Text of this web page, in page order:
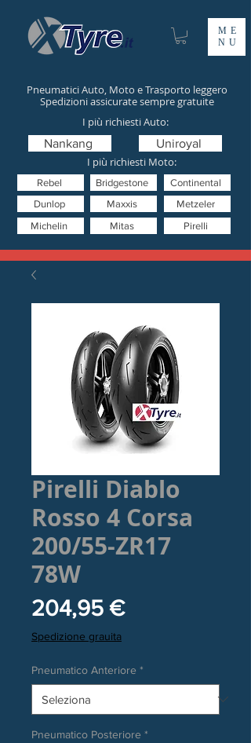
ME
NU
Pneumatici Auto, Moto e Trasporto leggero
Spedizioni assicurate sempre gratuite
I più richiesti Moto:
Mitas
Nankang
Pirelli
Uniroyal
Metzeler
Dunlop
Bridgestone Continental
Michelin
Rebel
I più richiesti Auto:
Maxxis
Pirelli Diablo
Rosso 4 Corsa
200/55-ZR17
78W
204,95 €Prezzo
Spedizione grauita
Pneumatico Anteriore *
Pneumatico Posteriore *